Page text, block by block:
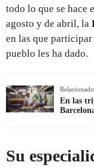
todo lo que se hace
agosto y de abril, la
en las que
pueblo les ha dado.
Relacionado
En las
Su